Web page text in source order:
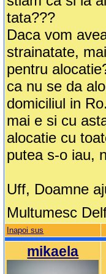
tata???
Daca vom
strainatate,
pentru
ca nu se da
domiciliul in
mai e si cu
alocatie cu
putea s-o iau,
Uff, Doamne
Multumesc
Inapoi sus
mikaela